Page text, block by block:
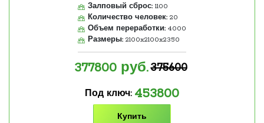
Залповый сброс: 1100
Количество человек: 20
Объем переработки: 4000
Размеры: 2100x2100x2350
377800руб. 375600
Под ключ: 453800
Купить